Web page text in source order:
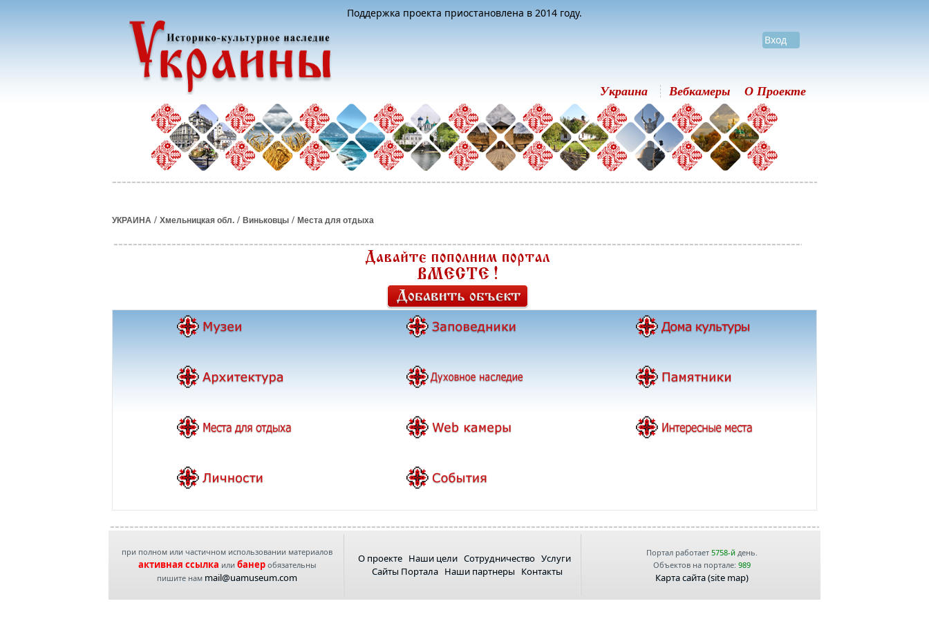
Поддержка проекта приостановлена в 2014 году.
Вход
Украина Вебкамеры О Проекте
УКРАИНА / Хмельницкая обл. / Виньковцы / Места для отдыха
при полном или частичном использовании материалов
активная ссылка или банеробязательны
пишите нам mail@uamuseum.com
О проекте Наши цели Сотрудничество Услуги
Сайты Портала Наши партнеры Контакты
Портал работает 5758-йдень.
Объектов на портале: 989
Карта сайта (site map)